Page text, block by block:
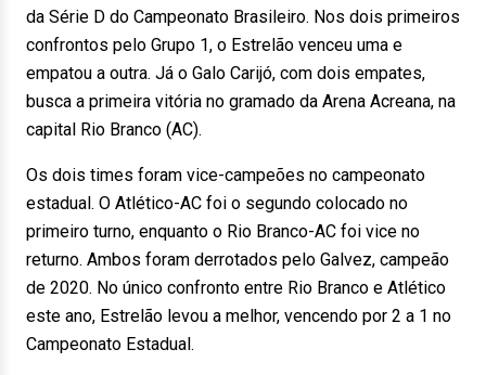
da Série D do Campeonato Brasileiro. Nos dois primeiros
confrontos pelo Grupo 1, o Estrelão venceu uma e
empatou a outra. Já o Galo Carijó, com dois empates,
busca a primeira vitória no gramado da Arena Acreana, na
capital Rio Branco (AC).
Os dois times foram vice-campeões no campeonato
estadual. O Atlético-AC foi o segundo colocado no
primeiro turno, enquanto o Rio Branco-AC foi vice no
returno. Ambos foram derrotados pelo Galvez, campeão
de 2020. No único confronto entre Rio Branco e Atlético
este ano, Estrelão levou a melhor, vencendo por 2 a 1 no
Campeonato Estadual.